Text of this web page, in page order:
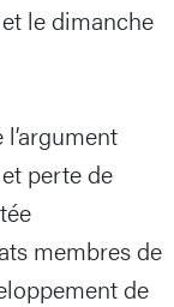
le dimanche
perte de
membres de
de